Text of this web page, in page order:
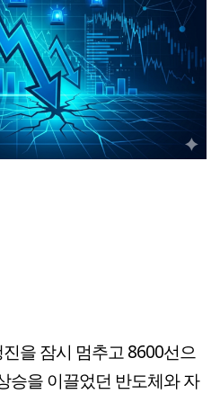
을 잠시 멈추고 8600선으
승을 이끌었던 반도체와 자